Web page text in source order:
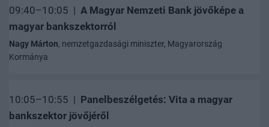
09:40–10:05 | A Magyar Nemzeti Bank jövőképe a
magyar bankszektorról
Nagy Márton, nemzetgazdasági miniszter, Magyarország
Kormánya
10:05–10:55 | Panelbeszélgetés: Vita a magyar
bankszektor jövőjéről